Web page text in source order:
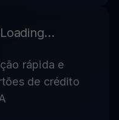
Loading...
rápida e
de crédito